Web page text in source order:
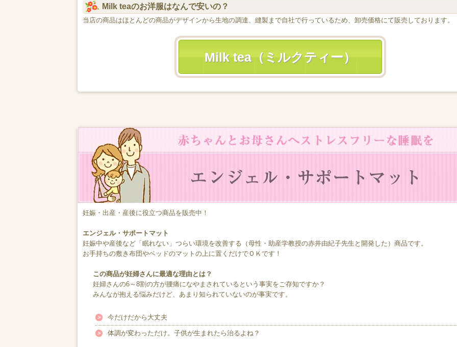
Milk teaのお洋服はなんで安いの？
当店の商品はほとんどの商品がデザインから生地の調達、縫製まで自社で行っているため、卸売価格にて販売しております。
Milk tea（ミルクティー）
妊娠・出産・産後に役立つ商品を販売中！
エンジェル・サポートマット
妊娠中や産後など「眠れない」つらい環境を改善する（母性・助産学教授の赤井由紀子先生と開発した）商品です。
お手持ちの敷き布団やベッドのマットの上に置くだけでＯＫです！
この商品が妊婦さんに最適な理由とは？
妊婦さんの6～8割の方が腰痛になやまされているという事実をご存知ですか？
みんなが抱える悩みだけど、あまり知られていないのが事実です。
今だけだから大丈夫
体調が変わっただけ。子供が生まれたら治るよね？